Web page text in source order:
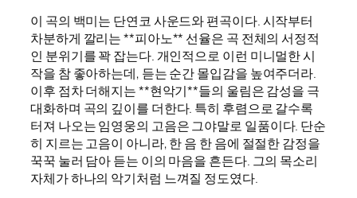
이 곡의 백미는 단연코 사운드와 편곡이다. 시작부터
차분하게 깔리는 **피아노** 선율은 곡 전체의 서정적
인 분위기를 꽉 잡는다. 개인적으로 이런 미니멀한 시
작을 참 좋아하는데, 듣는 순간 몰입감을 높여주더라.
이후 점차 더해지는 **현악기**들의 울림은 감성을 극
대화하며 곡의 깊이를 더한다. 특히 후렴으로 갈수록
터져 나오는 임영웅의 고음은 그야말로 일품이다. 단순
히 지르는 고음이 아니라, 한 음 한 음에 절절한 감정을
꾹꾹 눌러 담아 듣는 이의 마음을 흔든다. 그의 목소리
자체가 하나의 악기처럼 느껴질 정도였다.